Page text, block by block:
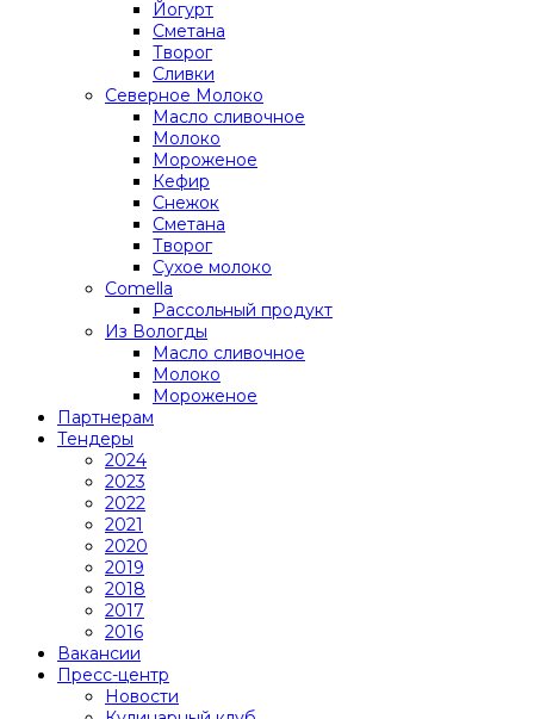
Йогурт
Сметана
Творог
Сливки
Северное Молоко
Масло сливочное
Молоко
Мороженое
Кефир
Снежок
Сметана
Творог
Сухое молоко
Comеlla
Рассольный продукт
Из Вологды
Масло сливочное
Молоко
Мороженое
Партнерам
Тендеры
2024
2023
2022
2021
2020
2019
2018
2017
2016
Вакансии
Пресс-центр
Новости